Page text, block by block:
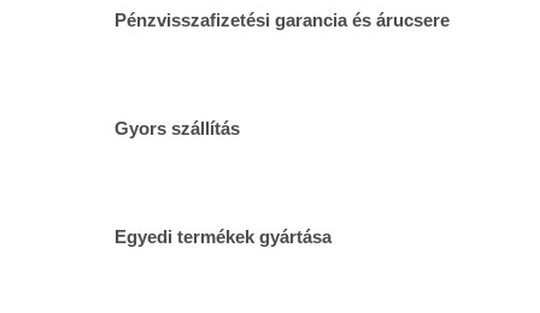
Pénzvisszafizetési garancia és árucsere
Gyors szállítás
Egyedi termékek gyártása